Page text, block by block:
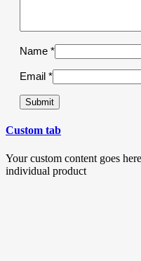
Name *
Email *
Custom tab
Your custom content goes
individual product